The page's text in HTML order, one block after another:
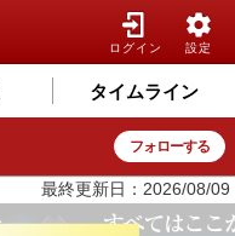
ログイン 設定
タイムライン
フォローする
最終更新日：2026/08/09